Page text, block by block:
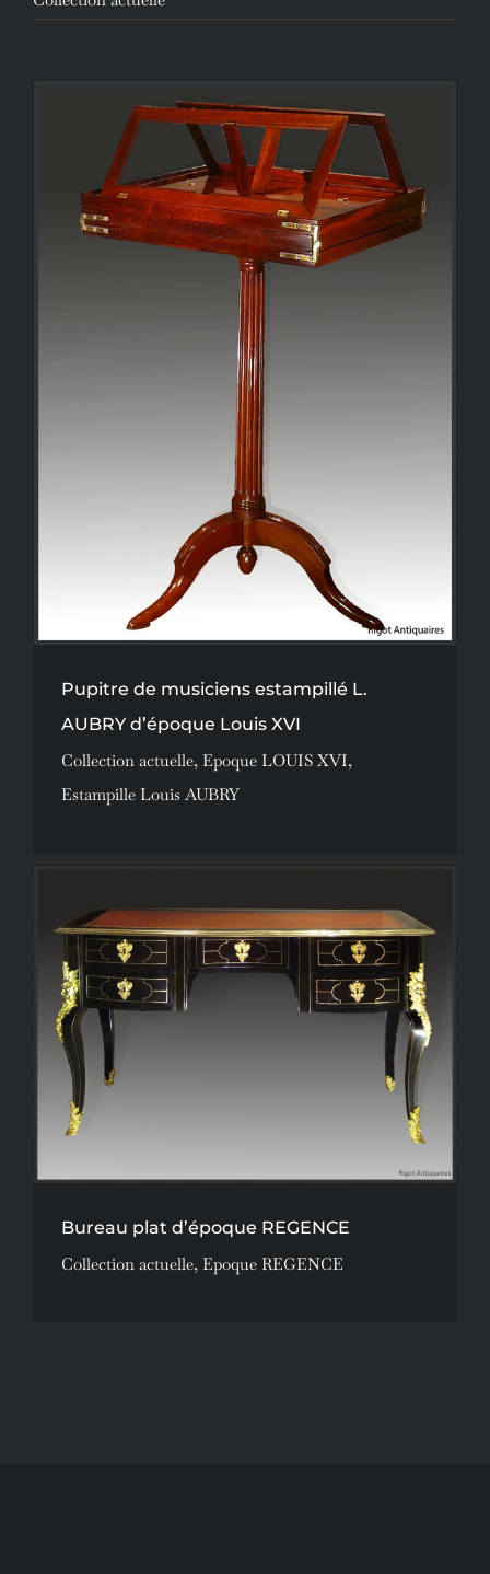
Pupitre de musiciens estampillé L.
AUBRY d’époque Louis XVI
Collection actuelle, Epoque LOUIS XVI,
Estampille Louis AUBRY
Bureau plat d’époque REGENCE
Collection actuelle, Epoque REGENCE